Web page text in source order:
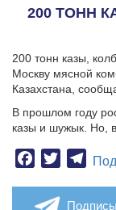
200 ТОНН
200 тонн казы,
Москву мясной
Казахстана,
В прошлом году
казы и шужык. Но,
Facebook
Twitter